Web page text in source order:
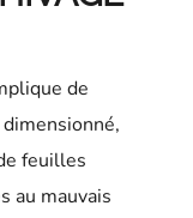
de
feuilles
au mauvais